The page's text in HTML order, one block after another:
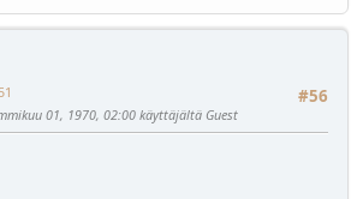
#56
01, 1970, 02:00 käyttäjältä Guest